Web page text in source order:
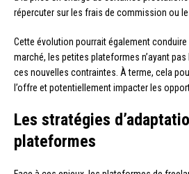
répercuter sur les frais de commission ou
Cette évolution pourrait également
marché, les petites plateformes n’ayant
ces nouvelles contraintes. À terme, cela
l’offre et potentiellement impacter les
Les stratégies
plateformes